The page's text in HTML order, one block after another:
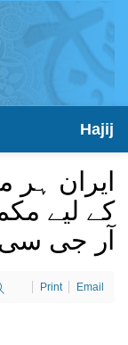
Hajij
ایران ہر
کے لیے
آر جی
Print Email